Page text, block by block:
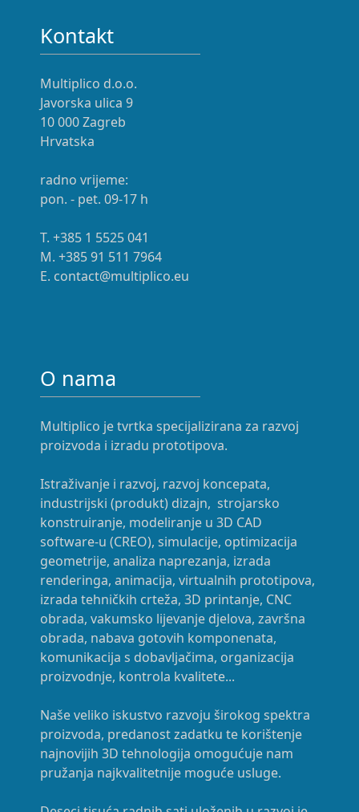
Kontakt
Multiplico d.o.o.
Javorska ulica 9
10 000 Zagreb
Hrvatska
radno vrijeme:
pon. - pet. 09-17 h
T. +385 1 5525 041
M. +385 91 511 7964
E. contact@multiplico.eu
O nama
Multiplico je tvrtka specijalizirana za razvoj
proizvoda i izradu prototipova.
Istraživanje i razvoj, razvoj koncepata,
industrijski (produkt) dizajn, strojarsko
konstruiranje, modeliranje u 3D CAD
software-u (CREO), simulacije, optimizacija
geometrije, analiza naprezanja, izrada
renderinga, animacija, virtualnih prototipova,
izrada tehničkih crteža, 3D printanje, CNC
obrada, vakumsko lijevanje djelova, završna
obrada, nabava gotovih komponenata,
komunikacija s dobavljačima, organizacija
proizvodnje, kontrola kvalitete...
Naše veliko iskustvo razvoju širokog spektra
proizvoda, predanost zadatku te korištenje
najnovijih 3D tehnologija omogućuje nam
pružanja najkvalitetnije moguće usluge.